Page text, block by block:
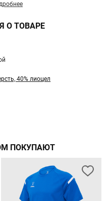
О ТОВАРЕ
40% лиоцел
ПОКУПАЮТ